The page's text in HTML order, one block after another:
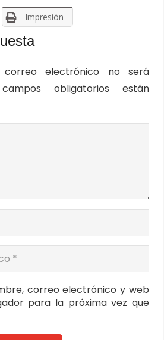
Impresión
electrónico no será
obligatorios están
correo electrónico y web
para la próxima vez que